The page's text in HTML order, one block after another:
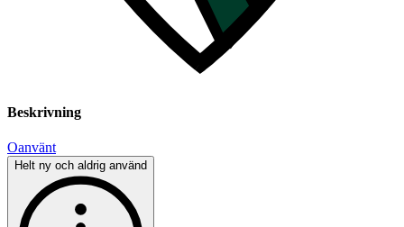
Beskrivning
Oanvänt
Helt ny och aldrig använd